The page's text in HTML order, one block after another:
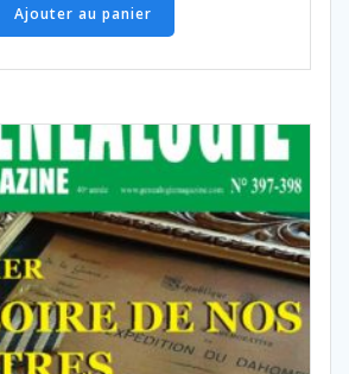
Ajouter au panier